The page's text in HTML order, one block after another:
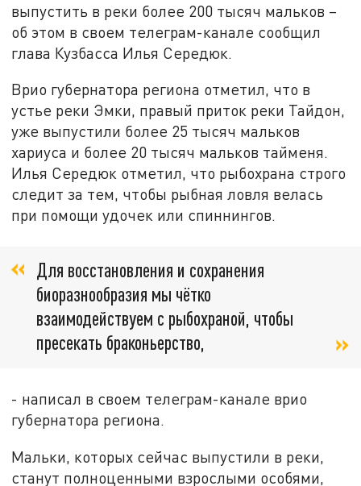
выпустить в реки более 200 тысяч мальков –
об этом в своем телеграм-канале сообщил
глава Кузбасса Илья Середюк.
Врио губернатора региона отметил, что в
устье реки Эмки, правый приток реки Тайдон,
уже выпустили более 25 тысяч мальков
хариуса и более 20 тысяч мальков тайменя.
Илья Середюк отметил, что рыбохрана строго
следит за тем, чтобы рыбная ловля велась
при помощи удочек или спиннингов.
Для восстановления и сохранения
биоразнообразия мы чётко
взаимодействуем с рыбохраной, чтобы
пресекать браконьерство,
- написал в своем телеграм-канале врио
губернатора региона.
Мальки, которых сейчас выпустили в реки,
станут полноценными взрослыми особями,